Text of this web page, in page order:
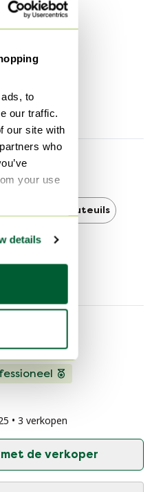
to
our traffic.
our site with
who
your use
details
Plantagie Fauteuils
• 3 verkopen
de verkoper